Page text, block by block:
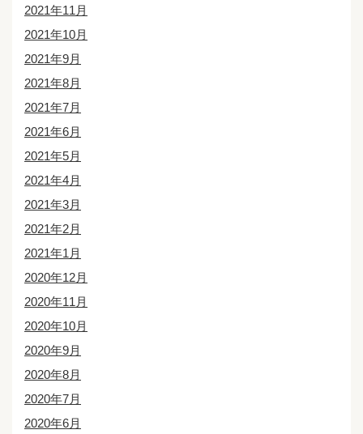
2021年11月
2021年10月
2021年9月
2021年8月
2021年7月
2021年6月
2021年5月
2021年4月
2021年3月
2021年2月
2021年1月
2020年12月
2020年11月
2020年10月
2020年9月
2020年8月
2020年7月
2020年6月